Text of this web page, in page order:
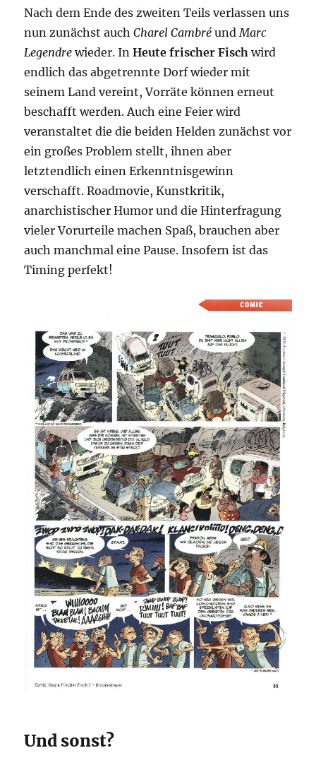
Nach dem Ende des zweiten Teils verlassen uns
nun zunächst auchCharel Cambré und Marc
Legendre wieder. InHeute frischer Fisch wird
endlich das abgetrennte Dorf wieder mit
seinem Land vereint, Vorräte können erneut
beschafft werden. Auch eine Feier wird
veranstaltet die die beiden Helden zunächst vor
ein großes Problem stellt, ihnen aber
letztendlich einen Erkenntnisgewinn
verschafft. Roadmovie, Kunstkritik,
anarchistischer Humor und die Hinterfragung
vieler Vorurteile machen Spaß, brauchen aber
auch manchmal eine Pause. Insofern ist das
Timing perfekt!
Und sonst?